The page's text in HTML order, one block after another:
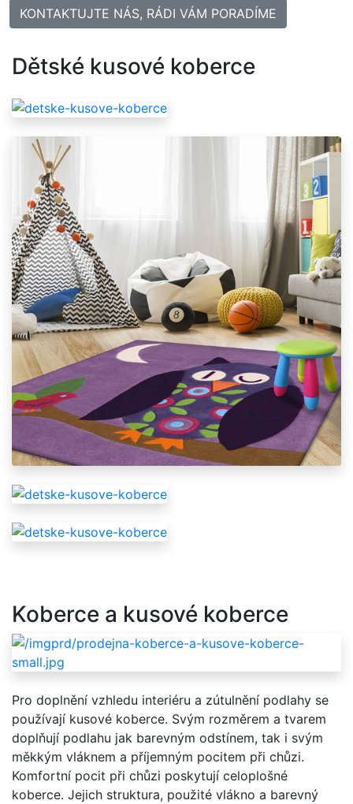
KONTAKTUJTE NÁS, RÁDI VÁM PORADÍME
Dětské kusové koberce
Koberce a kusové koberce
Pro doplnění vzhledu interiéru a zútulnění podlahy se
používají kusové koberce. Svým rozměrem a tvarem
doplňují podlahu jak barevným odstínem, tak i svým
měkkým vláknem a příjemným pocitem při chůzi.
Komfortní pocit při chůzi poskytují celoplošné
koberce. Jejich struktura, použité vlákno a barevný